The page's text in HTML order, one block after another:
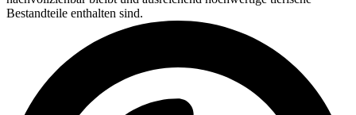
Bestandteile enthalten sind.